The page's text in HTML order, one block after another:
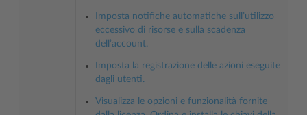
Imposta notifiche automatiche sull’utilizzo
eccessivo di risorse e sulla scadenza
dell’account.
Imposta la registrazione delle azioni eseguite
dagli utenti.
Visualizza le opzioni e funzionalità fornite